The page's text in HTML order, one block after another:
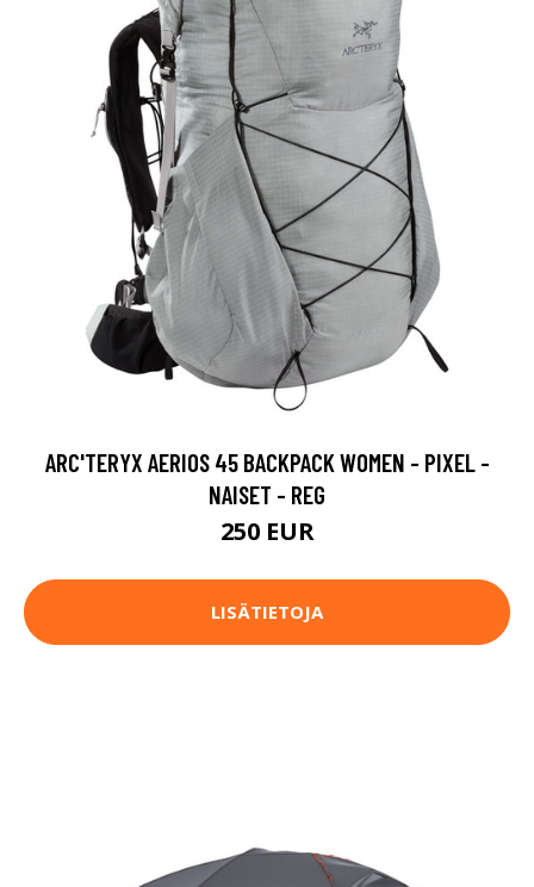
ARC'TERYX AERIOS 45 BACKPACK WOMEN - PIXEL -
NAISET - REG
250 EUR
LISÄTIETOJA